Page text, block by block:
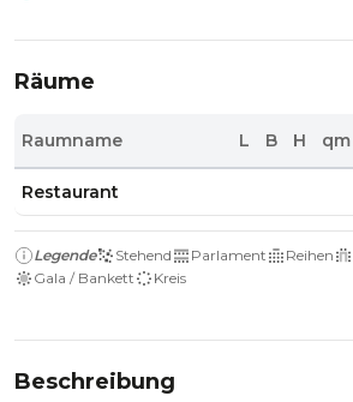
Räume
Raumname L B H qm
Restaurant
Legende Stehend Parlament Reihen
Gala / Bankett
Kreis
Beschreibung